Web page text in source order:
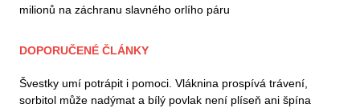
milionů na záchranu slavného orlího páru
DOPORUČENÉ ČLÁNKY
Švestky umí potrápit i pomoci. Vláknina prospívá trávení,
sorbitol může nadýmat a bílý povlak není plíseň ani špína